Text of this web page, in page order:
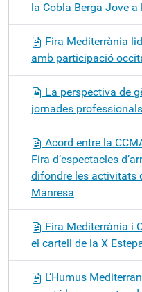
la Cobla Berga Jove
Fira Mediterrània
amb participació
La perspectiva de
jornades
Acord entre la
Fira d’espectacles
difondre les activitats
Manresa
Fira Mediterrània i
el cartell de la X
L’Humus